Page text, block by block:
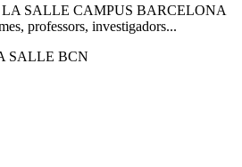
SALLE CAMPUS BARCELONA
professors, investigadors...
SALLE BCN